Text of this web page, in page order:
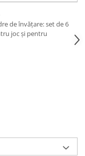
de învățare: set de 6
joc și pentru